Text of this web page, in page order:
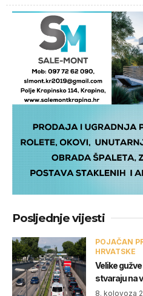
Posljednje vijesti
POJAČAN
HRVATSKE
Velike
stvaraju na
8. kolovoza